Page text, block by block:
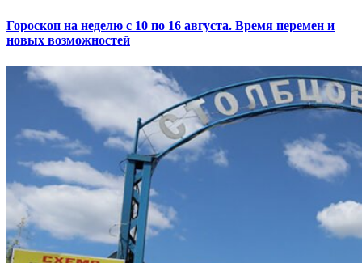
Гороскоп на неделю с 10 по 16 августа. Время перемен и
новых возможностей